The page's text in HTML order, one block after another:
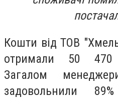
Кошти від ТОВ
отримали 50 470
Загалом
задовольнили